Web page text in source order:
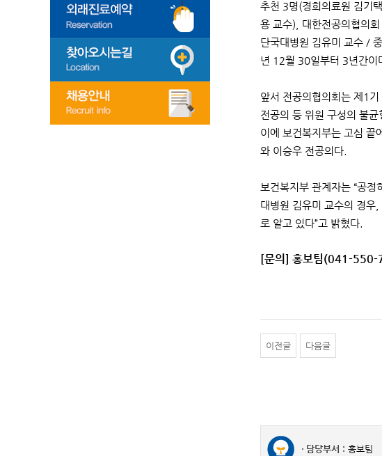
추천 3명(경희의료원 김기
용 교수), 대한전공의협의
단국대병원 김유미 교수 /
년 12월 30일부터 3년간이
앞서 전공의협의회는 제1
전공의 등 위원 구성의 불균
이에 보건복지부는 고심 끝
와 이승우 전공의다.
보건복지부 관계자는 “공
대병원 김유미 교수의 경우
로 알고 있다”고 밝혔다.
[문의] 홍보팀(041-
이전글 다음글
담당부서 : 홍보팀